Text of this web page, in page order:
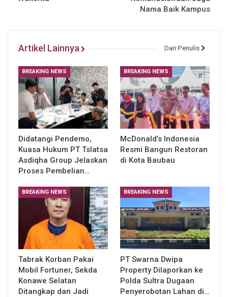
Nama Baik Kampus
Artikel Lainnya Dari Penulis
BREAKING NEWS
Didatangi Pendemo,
Kuasa Hukum PT Tslatsa
Asdiqha Group Jelaskan
Proses Pembelian…
BREAKING NEWS
McDonald’s Indonesia
Resmi Bangun Restoran
di Kota Baubau
BREAKING NEWS
Tabrak Korban Pakai
Mobil Fortuner, Sekda
Konawe Selatan
Ditangkap dan Jadi
BREAKING NEWS
PT Swarna Dwipa
Property Dilaporkan ke
Polda Sultra Dugaan
Penyerobotan Lahan di…